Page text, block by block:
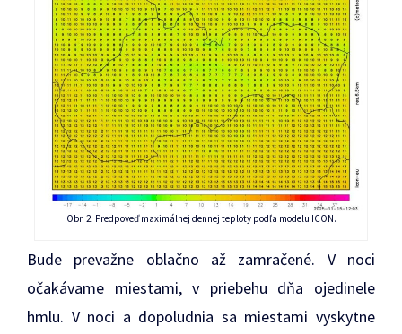
Obr. 2: Predpoveď maximálnej dennej teploty podľa modelu ICON.
Bude prevažne oblačno až zamračené. V noci
očakávame miestami, v priebehu dňa ojedinele
hmlu. V noci a dopoludnia sa miestami vyskytne